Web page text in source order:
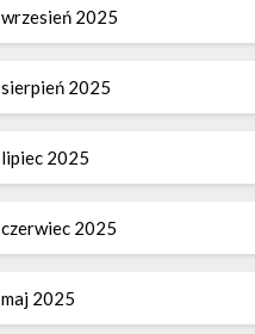
wrzesień 2025
sierpień 2025
lipiec 2025
czerwiec 2025
maj 2025